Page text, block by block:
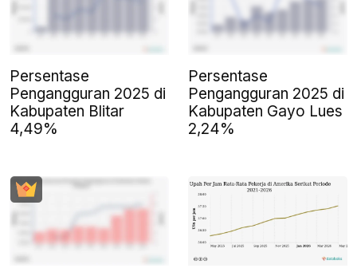
Persentase
Pengangguran 2025 di
Kabupaten Blitar
4,49%
Persentase
Pengangguran 2025 di
Kabupaten Gayo Lues
2,24%